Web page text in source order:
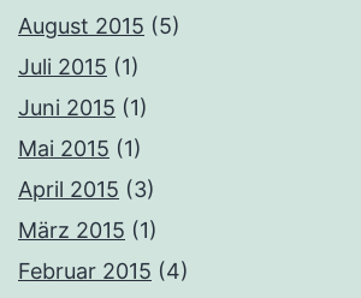
August 2015 (5)
Juli 2015 (1)
Juni 2015 (1)
Mai 2015 (1)
April 2015 (3)
März 2015 (1)
Februar 2015 (4)